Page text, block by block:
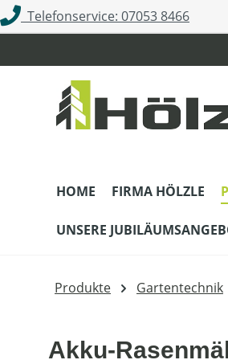
Hauptinhalt springen
Zur Suche springen
Zur Hauptnavigation springen
Telefonservice: 07053 8466
HOME FIRMA HÖLZLE
UNSERE
Produkte Gartentechnik
Akku-